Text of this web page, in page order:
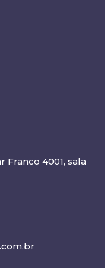
Franco 4001, sala